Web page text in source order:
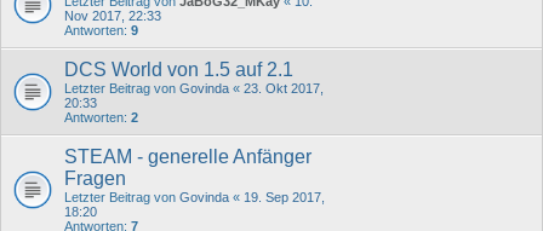
Nov 2017, 22:33
Antworten: 9
DCS World von 1.5 auf 2.1
Letzter Beitrag von Govinda « 23. Okt 2017,
20:33
Antworten: 2
STEAM - generelle Anfänger
Fragen
Letzter Beitrag von Govinda « 19. Sep 2017,
18:20
Antworten: 7